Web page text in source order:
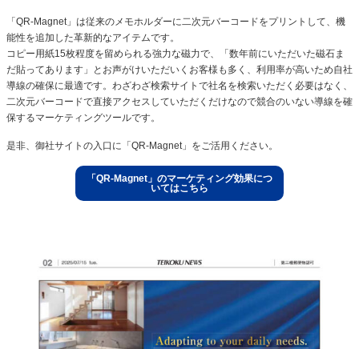
「QR-Magnet」は従来のメモホルダーに二次元バーコードをプリントして、機
能性を追加した革新的なアイテムです。
コピー用紙15枚程度を留められる強力な磁力で、「数年前にいただいた磁石ま
だ貼ってあります」とお声がけいただいくお客様も多く、利用率が高いため自社
導線の確保に最適です。わざわざ検索サイトで社名を検索いただく必要はなく、
二次元バーコードで直接アクセスしていただくだけなので競合のいない導線を確
保するマーケティングツールです。
是非、御社サイトの入口に「QR-Magnet」をご活用ください。
「QR-Magnet」のマーケティング効果につ
いてはこちら